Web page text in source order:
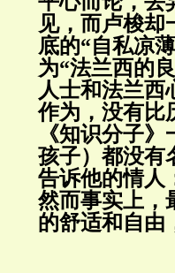
见，而卢梭
底的“自私凉
为“法兰西的
人士和法兰西
作为，没有比
《知识分子
孩子）都没
告诉他的情人
然而事实上，
的舒适和自由